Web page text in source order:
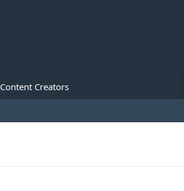
Content Creators